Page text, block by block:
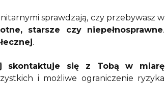
sprawdzają, czy przebywasz w
starsze czy niepełnosprawne.
.
skontaktuje się z Tobą w miarę
i możliwe ograniczenie ryzyka